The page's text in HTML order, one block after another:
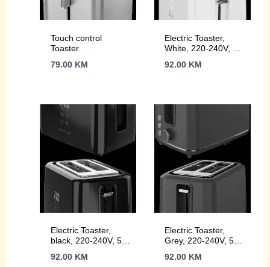
Touch control
Toaster
79.00 KM
Electric Toaster,
White, 220-240V, 50-
slots, 3 modes, 7
92.00 KM
Electric Toaster,
black, 220-240V, 50-
slots, 3 modes, 7
92.00 KM
Electric Toaster,
Grey, 220-240V, 50-
slots, 3 modes, 7
92.00 KM